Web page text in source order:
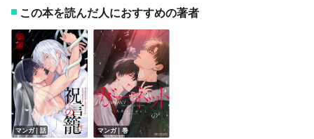
この本を読んだ人におすすめの著者
マンガ｜話 マンガ｜巻